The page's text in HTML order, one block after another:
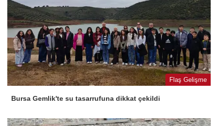
Flaş Gelişme
Bursa Gemlik'te su tasarrufuna dikkat çekildi